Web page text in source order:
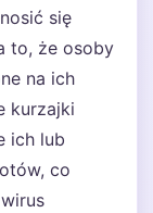
się
to, że osoby
na ich
kurzajki
ich lub
co